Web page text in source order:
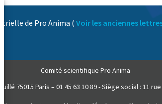
de Pro Anima ( Voir les anciennes
Comité scientifique Pro Anima
75015 Paris – 01 45 63 10 89 - Siège social : 11